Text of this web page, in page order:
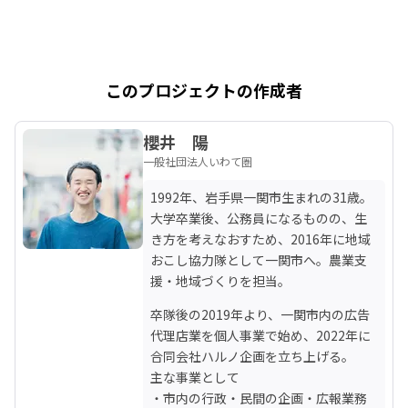
このプロジェクトの作成者
櫻井 陽
一般社団法人いわて圏
1992年、岩手県一関市生まれの31歳。
大学卒業後、公務員になるものの、生
き方を考えなおすため、2016年に地域
おこし協力隊として一関市へ。農業支
援・地域づくりを担当。
卒隊後の2019年より、一関市内の広告
代理店業を個人事業で始め、2022年に
合同会社ハルノ企画を立ち上げる。
主な事業として
・市内の行政・民間の企画・広報業務